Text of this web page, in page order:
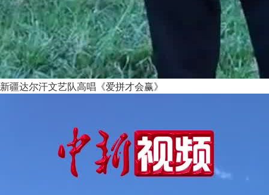
新疆达尔汗文艺队高唱《爱拼才会赢》